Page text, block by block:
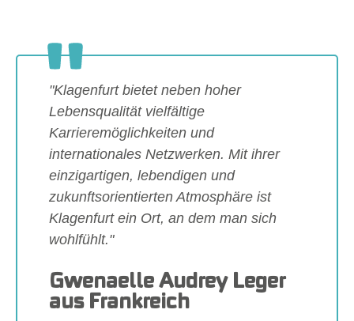
"Klagenfurt bietet neben hoher
Lebensqualität vielfältige
Karrieremöglichkeiten und
internationales Netzwerken. Mit ihrer
einzigartigen, lebendigen und
zukunftsorientierten Atmosphäre ist
Klagenfurt ein Ort, an dem man sich
wohlfühlt."
Gwenaelle Audrey Leger
aus Frankreich